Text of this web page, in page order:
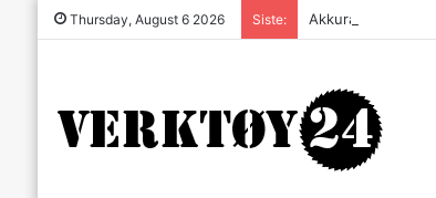
Thursday, August 6 2026 Siste: Akkurat nå er